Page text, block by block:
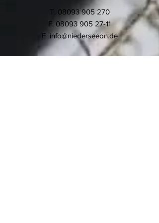
T. 08093 905 270
F. 08093 905 27-11
E. info@niederseeon.de